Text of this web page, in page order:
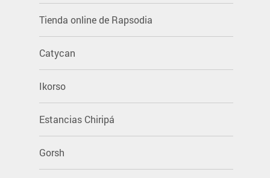
Tienda online de Rapsodia
Catycan
Ikorso
Estancias Chiripá
Gorsh